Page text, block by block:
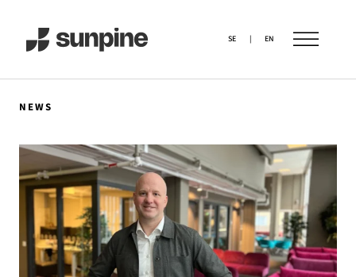
SE | EN
NEWS